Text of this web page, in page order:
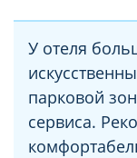
У отеля
парковой
сервиса.